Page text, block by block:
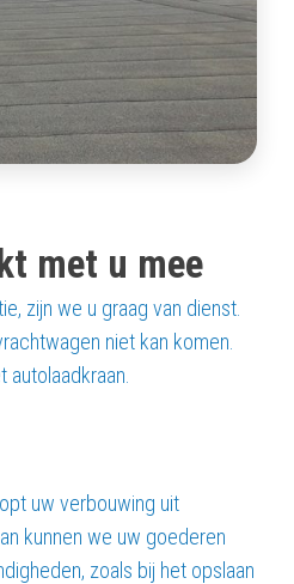
met u mee
zijn we u graag van dienst.
niet kan komen.
uw verbouwing uit
kunnen we uw goederen
zoals bij het opslaan